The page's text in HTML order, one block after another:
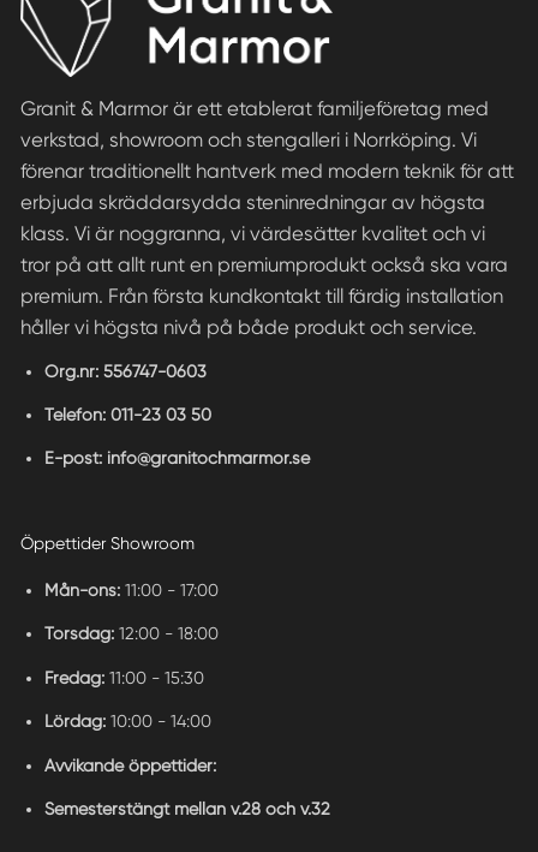
Granit & Marmor är ett etablerat familjeföretag med
verkstad, showroom och stengalleri i Norrköping. Vi
förenar traditionellt hantverk med modern teknik för att
erbjuda skräddarsydda steninredningar av högsta
klass. Vi är noggranna, vi värdesätter kvalitet och vi
tror på att allt runt en premiumprodukt också ska vara
premium. Från första kundkontakt till färdig installation
håller vi högsta nivå på både produkt och service.
Org.nr: 556747-0603
Telefon: 011-23 03 50
E-post: info@granitochmarmor.se
Öppettider Showroom
Mån-ons: 11:00 - 17:00
Torsdag:12:00 - 18:00
Fredag:11:00 - 15:30
Lördag:10:00 - 14:00
Avvikande öppettider:
Semesterstängt mellan v.28 och v.32